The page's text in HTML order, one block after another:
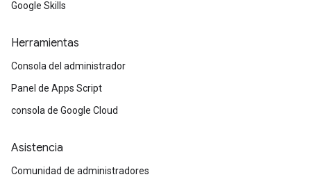
Google Skills
Herramientas
Consola del administrador
Panel de Apps Script
consola de Google Cloud
Asistencia
Comunidad de administradores